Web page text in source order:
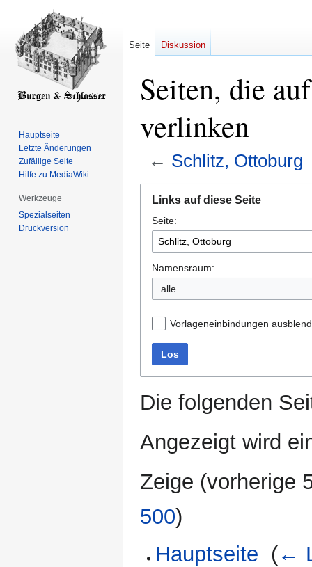
Seiten, die
verlinken
← Schlitz, Ottoburg
Navigation
springen
Suche
springen
Links auf diese Seite
Seite:
Namensraum:
alle
Vorlageneinbindungen
Los
Die folgenden
Angezeigt wird
Zeige (vorherige
500)
Hauptseite (←
Seite Diskussion
Hauptseite
Letzte Änderungen
Zufällige Seite
Hilfe zu MediaWiki
Werkzeuge
Spezialseiten
Druckversion